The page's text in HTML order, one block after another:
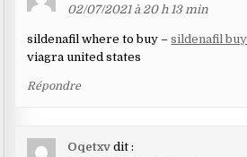
02/07/2021 à 20 h 13 min
sildenafil where to buy –sildenafil
viagra united states
Répondre
Oqetxv dit :